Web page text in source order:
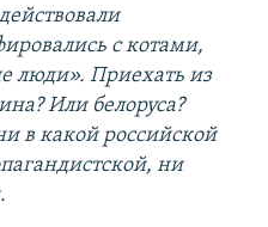
с котами,
люди». Приехать из
Или белоруса?
в какой российской
ни